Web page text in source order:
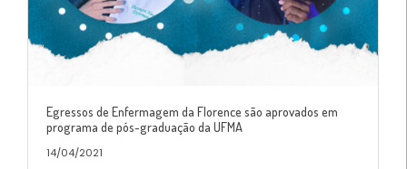
Egressos de Enfermagem da Florence são aprovados em
programa de pós-graduação da UFMA
14/04/2021